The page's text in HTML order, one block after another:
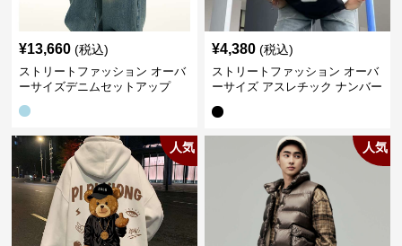
¥13,660 (税込)
ストリートファッション オーバ
ーサイズデニムセットアップ
¥4,380 (税込)
ストリートファッション オーバ
ーサイズ アスレチック ナンバー
人気 人気